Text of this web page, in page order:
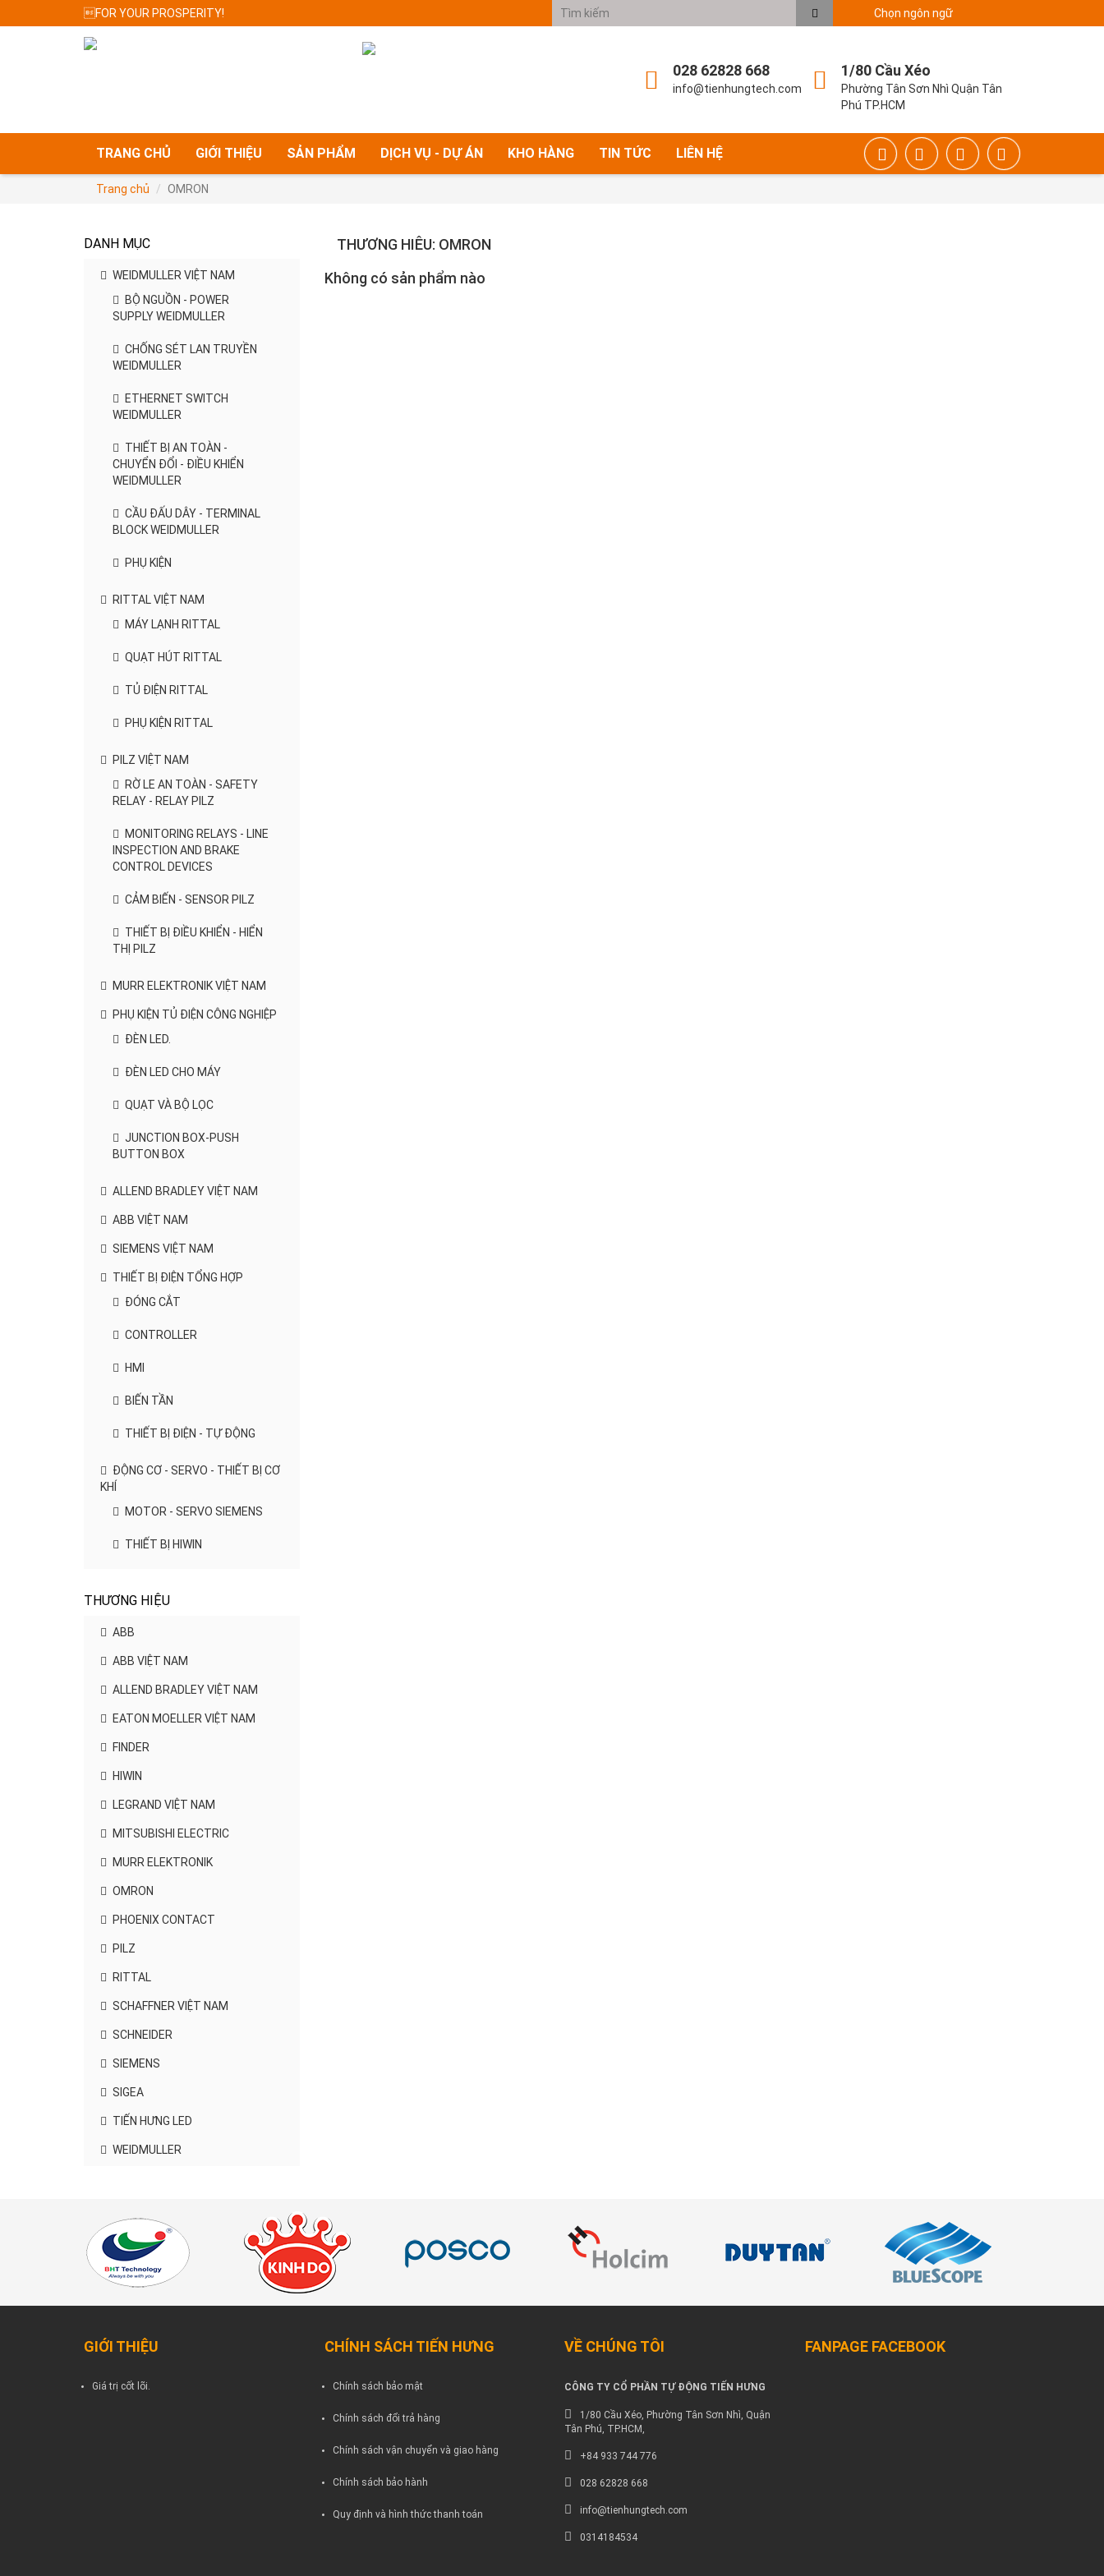
FOR YOUR PROSPERITY! Chọn ngôn ngữ
028 62828 668
info@tienhungtech.com
1/80 Cầu Xéo
Phường Tân Sơn Nhì Quận Tân
Phú TP.HCM
TRANG CHỦ GIỚI THIỆU SẢN PHẨM DỊCH VỤ - DỰ ÁN KHO HÀNG TIN TỨC LIÊN HỆ
Trang chủ OMRON
DANH MỤC
WEIDMULLER VIỆT NAM
BỘ NGUỒN - POWER
SUPPLY WEIDMULLER
CHỐNG SÉT LAN TRUYỀN
WEIDMULLER
ETHERNET SWITCH
WEIDMULLER
THIẾT BỊ AN TOÀN -
CHUYỂN ĐỔI - ĐIỀU KHIỂN
WEIDMULLER
CẦU ĐẤU DÂY - TERMINAL
BLOCK WEIDMULLER
PHỤ KIỆN
RITTAL VIỆT NAM
MÁY LẠNH RITTAL
QUẠT HÚT RITTAL
TỦ ĐIỆN RITTAL
PHỤ KIỆN RITTAL
PILZ VIỆT NAM
RỜ LE AN TOÀN - SAFETY
RELAY - RELAY PILZ
MONITORING RELAYS - LINE
INSPECTION AND BRAKE
CONTROL DEVICES
CẢM BIẾN - SENSOR PILZ
THIẾT BỊ ĐIỀU KHIỂN - HIỂN
THỊ PILZ
MURR ELEKTRONIK VIỆT NAM
PHỤ KIỆN TỦ ĐIỆN CÔNG NGHIỆP
ĐÈN LED.
ĐÈN LED CHO MÁY
QUẠT VÀ BỘ LỌC
JUNCTION BOX-PUSH
BUTTON BOX
ALLEND BRADLEY VIỆT NAM
ABB VIỆT NAM
SIEMENS VIỆT NAM
THIẾT BỊ ĐIỆN TỔNG HỢP
ĐÓNG CẮT
CONTROLLER
HMI
BIẾN TẦN
THIẾT BỊ ĐIỆN - TỰ ĐỘNG
ĐỘNG CƠ - SERVO - THIẾT BỊ CƠ
KHÍ
MOTOR - SERVO SIEMENS
THIẾT BỊ HIWIN
THƯƠNG HIỆU
ABB
ABB VIỆT NAM
ALLEND BRADLEY VIỆT NAM
EATON MOELLER VIỆT NAM
FINDER
HIWIN
LEGRAND VIỆT NAM
MITSUBISHI ELECTRIC
MURR ELEKTRONIK
OMRON
PHOENIX CONTACT
PILZ
RITTAL
SCHAFFNER VIỆT NAM
SCHNEIDER
SIEMENS
SIGEA
TIẾN HƯNG LED
WEIDMULLER
THƯƠNG HIÊU: OMRON
Không có sản phẩm nào
GIỚI THIỆU
Giá trị cốt lõi.
CHÍNH SÁCH TIẾN HƯNG
Chính sách bảo mật
Chính sách đổi trả hàng
Chính sách vận chuyển và giao hàng
Chính sách bảo hành
Quy định và hình thức thanh toán
VỀ CHÚNG TÔI
CÔNG TY CỔ PHẦN TỰ ĐỘNG TIẾN HƯNG
1/80 Cầu Xéo, Phường Tân Sơn Nhì, Quận
Tân Phú, TP.HCM,
+84 933 744 776
028 62828 668
info@tienhungtech.com
0314184534
FANPAGE FACEBOOK